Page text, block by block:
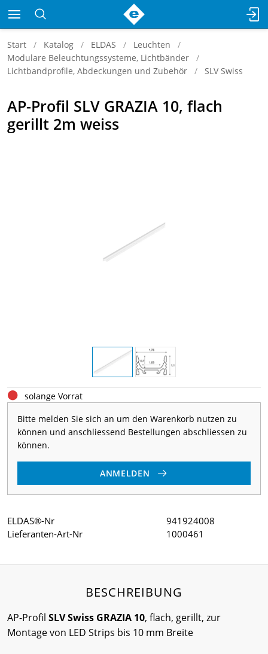
Start Katalog ELDAS
Leuchten
Modulare Beleuchtungssysteme, Lichtbänder
Lichtbandprofile, Abdeckungen und Zubehör
SLV Swiss
AP-Profil SLV GRAZIA 10, flach
gerillt 2m weiss
solange Vorrat
Bitte melden Sie sich an um den Warenkorb nutzen zu
können und anschliessend Bestellungen abschliessen zu
können.
ANMELDEN
ELDAS®-Nr
941924008
Lieferanten-Art-Nr
1000461
BESCHREIBUNG
AP-Profil SLV Swiss GRAZIA 10, flach, gerillt, zur
Montage von LED Strips bis 10 mm Breite